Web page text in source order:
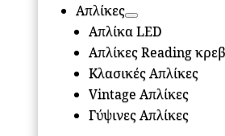
Απλίκες
Απλίκα LED
Απλίκες Reading
Κλασικές Απλίκες
Vintage Απλίκες
Γύψινες Απλίκες